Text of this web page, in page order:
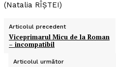
(Natalia RÎŞTEI)
Articolul precedent
Viceprimarul Micu de la Roman
– incompatibil
Articolul următor